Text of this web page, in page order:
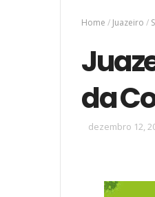
Home / Juazeiro /
da
dezembro 12,